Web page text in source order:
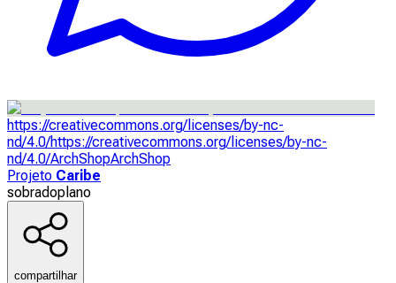
https://creativecommons.org/licenses/by-nc-
nd/4.0/https://creativecommons.org/licenses/by-nc-
nd/4.0/ArchShopArchShop
Projeto Caribe
sobradoplano
compartilhar